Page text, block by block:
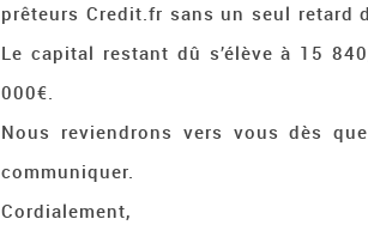
prêteurs Credit.fr sans un seul retard
Le capital restant dû s’élève à 15
000€.
Nous reviendrons vers vous dès
communiquer.
Cordialement,